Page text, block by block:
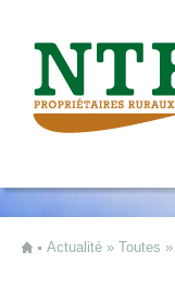
Actualité » Toutes »